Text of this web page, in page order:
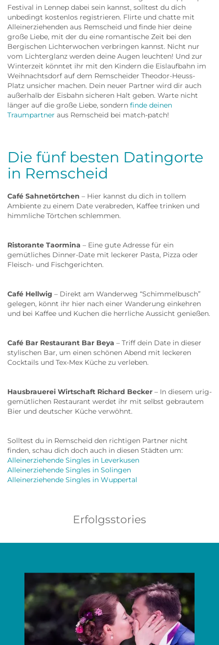
Festival in Lennep dabei sein kannst, solltest du dich
unbedingt kostenlos registrieren. Flirte und chatte mit
Alleinerziehenden aus Remscheid und finde hier deine
große Liebe, mit der du eine romantische Zeit bei den
Bergischen Lichterwochen verbringen kannst. Nicht nur
vom Lichterglanz werden deine Augen leuchten! Und zur
Winterzeit könntet ihr mit den Kindern die Eislaufbahn im
Weihnachtsdorf auf dem Remscheider Theodor-Heuss-
Platz unsicher machen. Dein neuer Partner wird dir auch
außerhalb der Eisbahn sicheren Halt geben. Warte nicht
länger auf die große Liebe, sondern finde deinen
Traumpartner aus Remscheid bei match-patch!
Die fünf besten Datingorte
in Remscheid
Café Sahnetörtchen – Hier kannst du dich in tollem
Ambiente zu einem Date verabreden, Kaffee trinken und
himmliche Törtchen schlemmen.
Ristorante Taormina – Eine gute Adresse für ein
gemütliches Dinner-Date mit leckerer Pasta, Pizza oder
Fleisch- und Fischgerichten.
Café Hellwig – Direkt am Wanderweg “Schimmelbusch”
gelegen, könnt ihr hier nach einer Wanderung einkehren
und bei Kaffee und Kuchen die herrliche Aussicht genießen.
Café Bar Restaurant Bar Beya – Triff dein Date in dieser
stylischen Bar, um einen schönen Abend mit leckeren
Cocktails und Tex-Mex Küche zu verleben.
Hausbrauerei Wirtschaft Richard Becker – In diesem urig-
gemütlichen Restaurant werdet ihr mit selbst gebrautem
Bier und deutscher Küche verwöhnt.
Solltest du in Remscheid den richtigen Partner nicht
finden, schau dich doch auch in diesen Städten um:
Alleinerziehende Singles in Leverkusen
Alleinerziehende Singles in Solingen
Alleinerziehende Singles in Wuppertal
Erfolgsstories